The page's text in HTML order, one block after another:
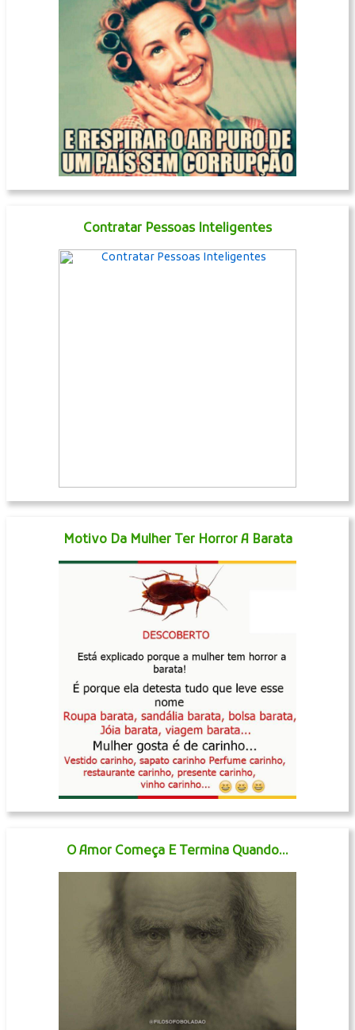
Contratar Pessoas Inteligentes
Motivo Da Mulher Ter Horror A Barata
O Amor Começa E Termina Quando...